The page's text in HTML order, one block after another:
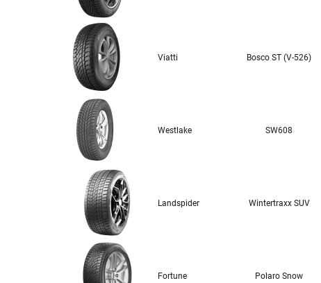
Viatti Bosco ST (V-526)
Westlake SW608
Landspider Wintertraxx SUV
Fortune Polaro Snow